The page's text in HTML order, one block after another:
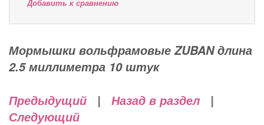
Добавить к сравнению
Мормышки вольфрамовые ZUBAN длина
2.5 миллиметра 10 штук
Предыдущий Назад в раздел
Следующий